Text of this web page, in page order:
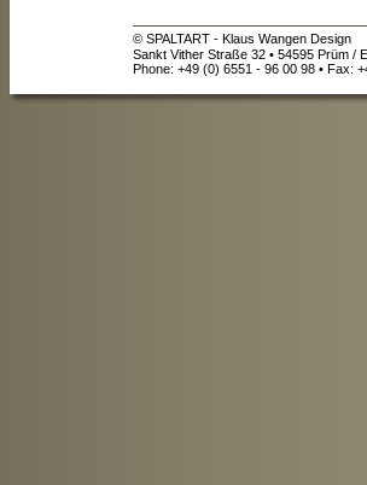
© SPALTART - Klaus Wangen Design
Sankt Vither Straße 32 • 54595 Prüm /
Phone: +49 (0) 6551 - 96 00 98 • Fax: